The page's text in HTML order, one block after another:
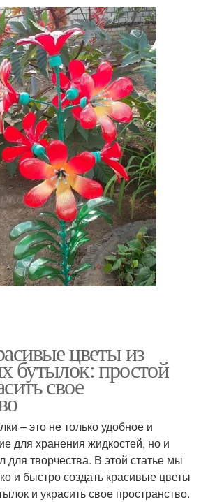
цветы из
бутылок: простой
свое
– это не только удобное и
для хранения жидкостей, но и
для творчества. В этой статье мы
и быстро создать красивые цветы
и украсить свое пространство.